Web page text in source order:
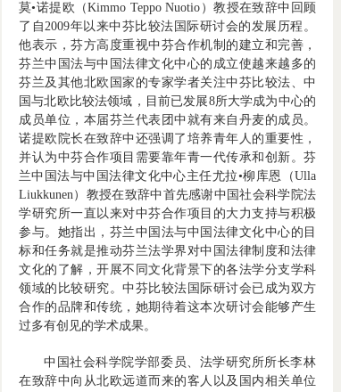
莫•诺提欧（Kimmo Teppo Nuotio）教授在致辞中回顾
了自2009年以来中芬比较法国际研讨会的发展历程。
他表示，芬方高度重视中芬合作机制的建立和完善，
芬兰中国法与中国法律文化中心的成立使越来越多的
芬兰及其他北欧国家的专家学者关注中芬比较法、中
国与北欧比较法领域，目前已发展8所大学成为中心的
成员单位，本届芬兰代表团中就有来自丹麦的成员。
诺提欧院长在致辞中还强调了培养青年人的重要性，
并认为中芬合作项目需要靠年青一代传承和创新。芬
兰中国法与中国法律文化中心主任尤拉•柳库恩（Ulla
Liukkunen）教授在致辞中首先感谢中国社会科学院法
学研究所一直以来对中芬合作项目的大力支持与积极
参与。她指出，芬兰中国法与中国法律文化中心的目
标和任务就是推动芬兰法学界对中国法律制度和法律
文化的了解，开展不同文化背景下的各法学分支学科
领域的比较研究。中芬比较法国际研讨会已成为双方
合作的品牌和传统，她期待着这本次研讨会能够产生
过多有创见的学术成果。
中国社会科学院学部委员、法学研究所所长李林
在致辞中向从北欧远道而来的客人以及国内相关单位